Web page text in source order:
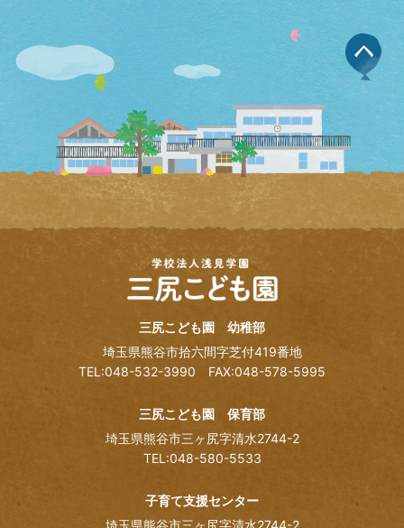
三尻こども園 幼稚部
埼玉県熊谷市拾六間字芝付419番地
TEL:048-532-3990 FAX:048-578-5995
三尻こども園 保育部
埼玉県熊谷市三ヶ尻字清水2744-2
TEL:048-580-5533
子育て支援センター